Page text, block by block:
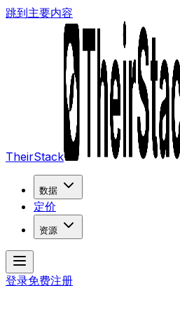
跳到主要内容
TheirStack
数据
定价
资源
登录免费注册